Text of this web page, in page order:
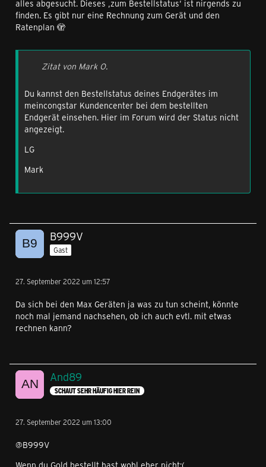
alles abgesucht. Dieses ‚zum Bestellstatus‘ ist nirgends zu
finden. Es gibt nur eine Rechnung zum Gerät und den
Ratenplan 🫣
Zitat von Mark O.
Du kannst den Bestellstatus deines Endgerätes im
meincongstar Kundencenter bei dem bestellten
Endgerät einsehen. Hier im Forum wird der Status nicht
angezeigt.
LG
Mark
B999V
Gast
27. September 2022 um 12:57
Da sich bei den Max Geräten ja was zu tun scheint, könnte
noch mal jemand nachsehen, ob ich auch evtl. mit etwas
rechnen kann?
And89
SCHAUT SEHR HÄUFIG HIER REIN
27. September 2022 um 13:00
@B999V